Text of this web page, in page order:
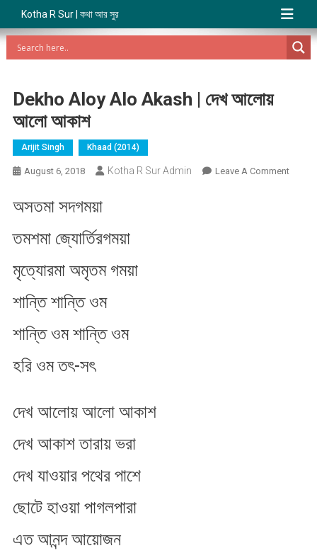
Kotha R Sur | কথা আর সুর
Dekho Aloy Alo Akash | দেখ আলোয়
আলো আকাশ
Arijit Singh Khaad (2014)
August 6, 2018 Kotha R Sur Admin Leave A CommentOn
অসতমা সদগম​য়া
তমশমা জ্যোর্তিরগম​য়া
মৃত্যোরমা​ অমৃতম​ গম​য়া
শান্তি শান্তি ওম​
শান্তি ওম শান্তি ওম
হরি ওম তৎ-স​ৎ
দেখ আলোয় আলো আকাশ
দেখ আকাশ তারায় ভরা
দেখ যাওয়ার পথের পাশে
ছোটে হাওয়া পাগলপারা
এত আনন্দ আয়োজন​